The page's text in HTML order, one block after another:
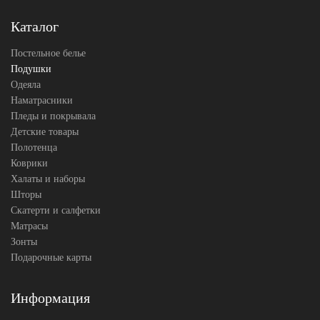
Ткань
Производитель
Каталог
Постельное белье
Подушки
Одеяла
Наматрасники
Пледы и покрывала
Детские товары
Полотенца
Коврики
Халаты и наборы
Шторы
Скатерти и салфетки
Матрасы
Зонты
Подарочные карты
Информация